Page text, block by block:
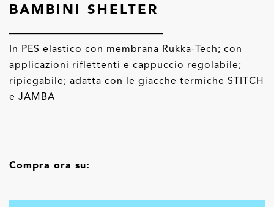
BAMBINI SHELTER
In PES elastico con membrana Rukka-Tech; con
applicazioni riflettenti e cappuccio regolabile;
ripiegabile; adatta con le giacche termiche STITCH
e JAMBA
Compra ora su: